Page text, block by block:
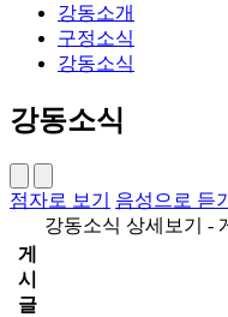
강동소개
구정소식
강동소식
강동소식
점자로 보기
음성으로 듣기
강동소식 상세보기 -
게
시
글